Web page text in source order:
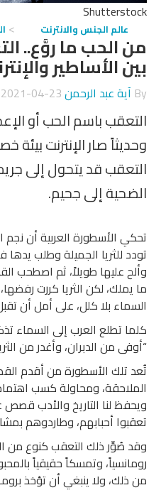
Shutterstock
عالم الجنس والانترنت
من الحب ما روَّع..
بين الأساطير
By آية عبد الرحمن2021-04-23
التعقب باسم الحب أو
وحديثاً صار الإنترنت بيئة
التعقب قد يتحول إلى
الضحية إلى جحيم.
تحكي الأسطورة العربية أن نجم
تودد للثريا الجميلة وطلب
وألح عليها طويلاً، ثم اصطحب
ما يملك، لكن الثريا كررت
السماء بلا كلل، على أمل أن
كلما تطلع العرب إلى السماء
“أوفى من الدبران، وأغدر من
تُعد تلك الأسطورة من أقدم
الملاحقة، ومحاولة كسب
ويحفظ لنا التاريخ والأدب
تعقبوا أحبابهم، وطاردوهم
وقد صُوِّر ذلك التعقب كنوع من
رومانسياً، وتمسكاً حقيقياً
من ذلك، ولا ينبغي أن تؤخذ